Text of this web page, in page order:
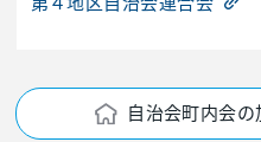
自治会町内会